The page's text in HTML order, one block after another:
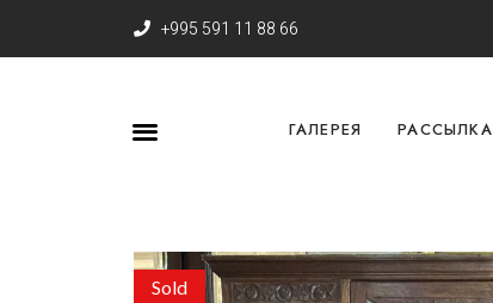
+995 591 11 88 66
ГАЛЕРЕЯ РАССЫЛКА
Sold